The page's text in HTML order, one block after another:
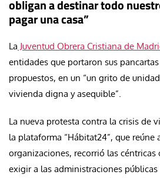
obligan a destinar todo
pagar una casa”
La Juventud Obrera Cristiana de
entidades que portaron sus
propuestos, en un “un grito de
vivienda digna y asequible”.
La nueva protesta contra la crisis de
la plataforma “Hábitat24”, que reúne
organizaciones, recorrió las céntricas
exigir a las administraciones